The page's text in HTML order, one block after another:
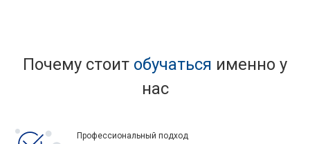
Почему стоит обучаться именно у
нас
Профессиональный подход